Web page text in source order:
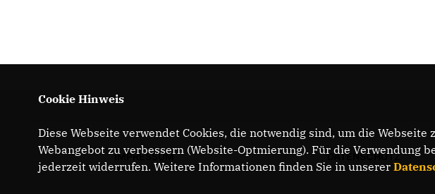
IMPRESSUM DATENSCHUTZ
Cookie Hinweis
Diese Webseite verwendet Cookies, die notwendig sind, um die
Webangebot zu verbessern (Website-Optmierung). Für die
jederzeit widerrufen. Weitere Informationen finden Sie in unserer